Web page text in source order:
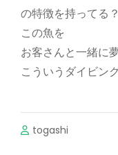
の特徴を持ってる？
この魚を
お客さんと一緒に
こういうダイビン
togashi